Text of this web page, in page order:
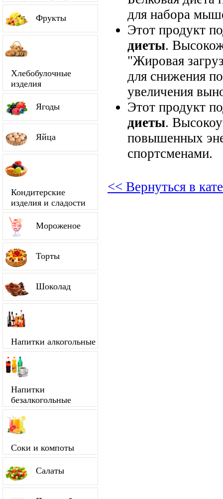
Фрукты
Хлебобулочные
изделия
Ягоды
Яйца
Кондитерские
изделия и сладости
Мороженое
Торты
Шоколад
Напитки алкогольные
Напитки
безалкогольные
Соки и компоты
Салаты
для набора
Этот продукт
диеты.
"Жировая
для снижения
увеличения
Этот продукт
диеты.
повышенных
спортсменами.
<< Вернуться в